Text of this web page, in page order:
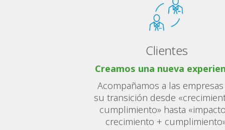
Clientes
Creamos una nueva
Acompañamos a las
su transición desde
cumplimiento» hasta
crecimiento +